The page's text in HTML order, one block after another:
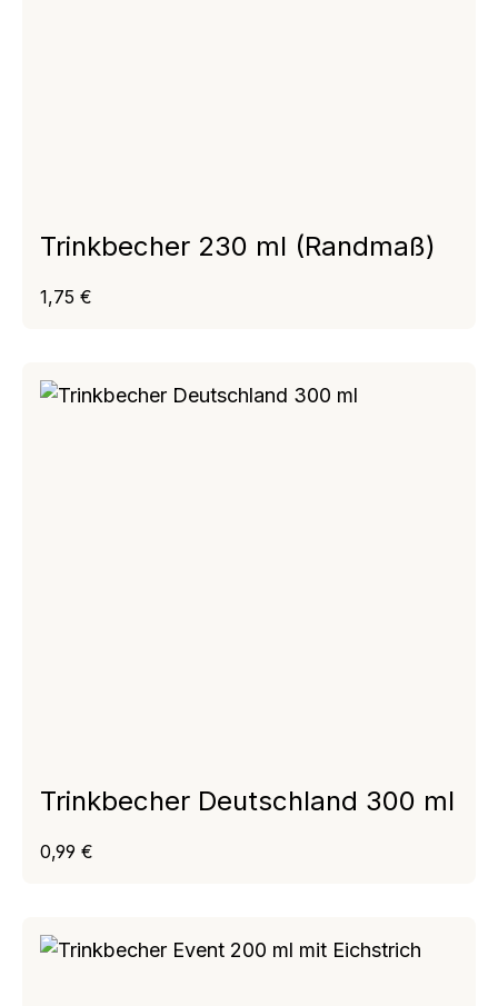
Trinkbecher 230 ml (Randmaß)
Regulärer Preis:
1,75 €
Trinkbecher Deutschland 300 ml
Regulärer Preis:
0,99 €